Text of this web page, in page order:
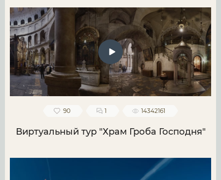
90 1 14342161
Виртуальный тур "Храм Гроба Господня"